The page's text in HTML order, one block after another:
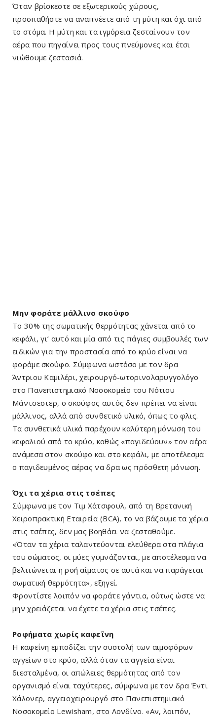
Όταν βρίσκεστε σε εξωτερικούς χώρους,
προσπαθήστε να αναπνέετε από τη μύτη και όχι από
το στόμα. Η μύτη και τα ιγμόρεια ζεσταίνουν τον
αέρα που πηγαίνει προς τους πνεύμονες και έτσι
νιώθουμε ζεστασιά.
Μην φοράτε μάλλινο σκούφο
Το 30% της σωματικής θερμότητας χάνεται από το
κεφάλι, γι’ αυτό και μία από τις πάγιες συμβουλές των
ειδικών για την προστασία από το κρύο είναι να
φοράμε σκούφο. Σύμφωνα ωστόσο με τον δρα
Άντριου Καμιλέρι, χειρουργό-ωτορινολαρυγγολόγο
στο Πανεπιστημιακό Νοσοκομείο του Νότιου
Μάντσεστερ, ο σκούφος αυτός δεν πρέπει να είναι
μάλλινος, αλλά από συνθετικό υλικό, όπως το φλις.
Τα συνθετικά υλικά παρέχουν καλύτερη μόνωση του
κεφαλιού από το κρύο, καθώς «παγιδεύουν» τον αέρα
ανάμεσα στον σκούφο και στο κεφάλι, με αποτέλεσμα
ο παγιδευμένος αέρας να δρα ως πρόσθετη μόνωση.
Όχι τα χέρια στις τσέπες
Σύμφωνα με τον Τιμ Χάτσφουλ, από τη Βρετανική
Χειροπρακτική Εταιρεία (BCA), το να βάζουμε τα χέρια
στις τσέπες, δεν μας βοηθάει να ζεσταθούμε.
«Όταν τα χέρια ταλαντεύονται ελεύθερα στα πλάγια
του σώματος, οι μύες γυμνάζονται, με αποτέλεσμα να
βελτιώνεται η ροή αίματος σε αυτά και να παράγεται
σωματική θερμότητα», εξηγεί.
Φροντίστε λοιπόν να φοράτε γάντια, ούτως ώστε να
μην χρειάζεται να έχετε τα χέρια στις τσέπες.
Ροφήματα χωρίς καφεΐνη
Η καφεΐνη εμποδίζει την συστολή των αιμοφόρων
αγγείων στο κρύο, αλλά όταν τα αγγεία είναι
διεσταλμένα, οι απώλειες θερμότητας από τον
οργανισμό είναι ταχύτερες, σύμφωνα με τον δρα Έντι
Χάλονερ, αγγειοχειρουργό στο Πανεπιστημιακό
Νοσοκομείο Lewisham, στο Λονδίνο. «Αν, λοιπόν,